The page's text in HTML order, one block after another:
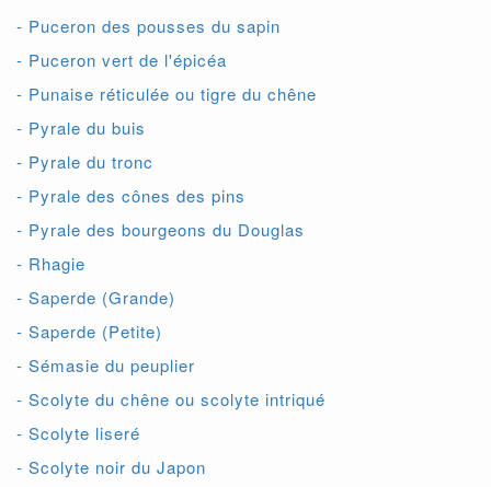
- Puceron des pousses du sapin
- Puceron vert de l'épicéa
- Punaise réticulée ou tigre du chêne
- Pyrale du buis
- Pyrale du tronc
- Pyrale des cônes des pins
- Pyrale des bourgeons du Douglas
- Rhagie
- Saperde (Grande)
- Saperde (Petite)
- Sémasie du peuplier
- Scolyte du chêne ou scolyte intriqué
- Scolyte liseré
- Scolyte noir du Japon